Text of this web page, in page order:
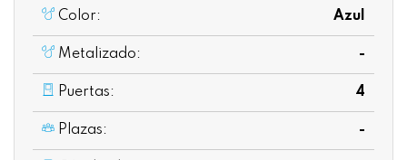
Color: Azul
Metalizado: -
Puertas: 4
Plazas: -